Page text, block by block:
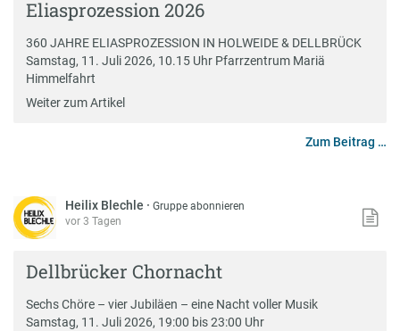
Eliasprozession 2026
360 JAHRE ELIASPROZESSION IN HOLWEIDE & DELLBRÜCK
Samstag, 11. Juli 2026, 10.15 Uhr Pfarrzentrum Mariä
Himmelfahrt
Weiter zum Artikel
Zum Beitrag …
Heilix Blechle ·Gruppe abonnieren
vor 3 Tagen
Dellbrücker Chornacht
Sechs Chöre – vier Jubiläen – eine Nacht voller Musik
Samstag, 11. Juli 2026, 19:00 bis 23:00 Uhr